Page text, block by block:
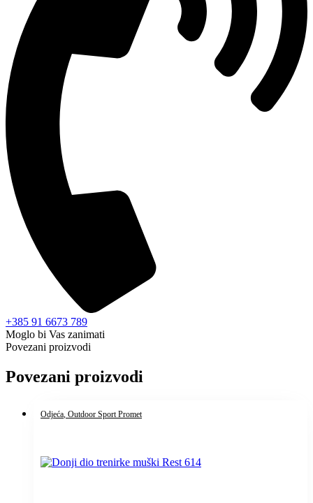
+385 91 6673 789
Moglo bi Vas zanimati
Povezani proizvodi
Povezani proizvodi
Odjeća, Outdoor Sport Promet